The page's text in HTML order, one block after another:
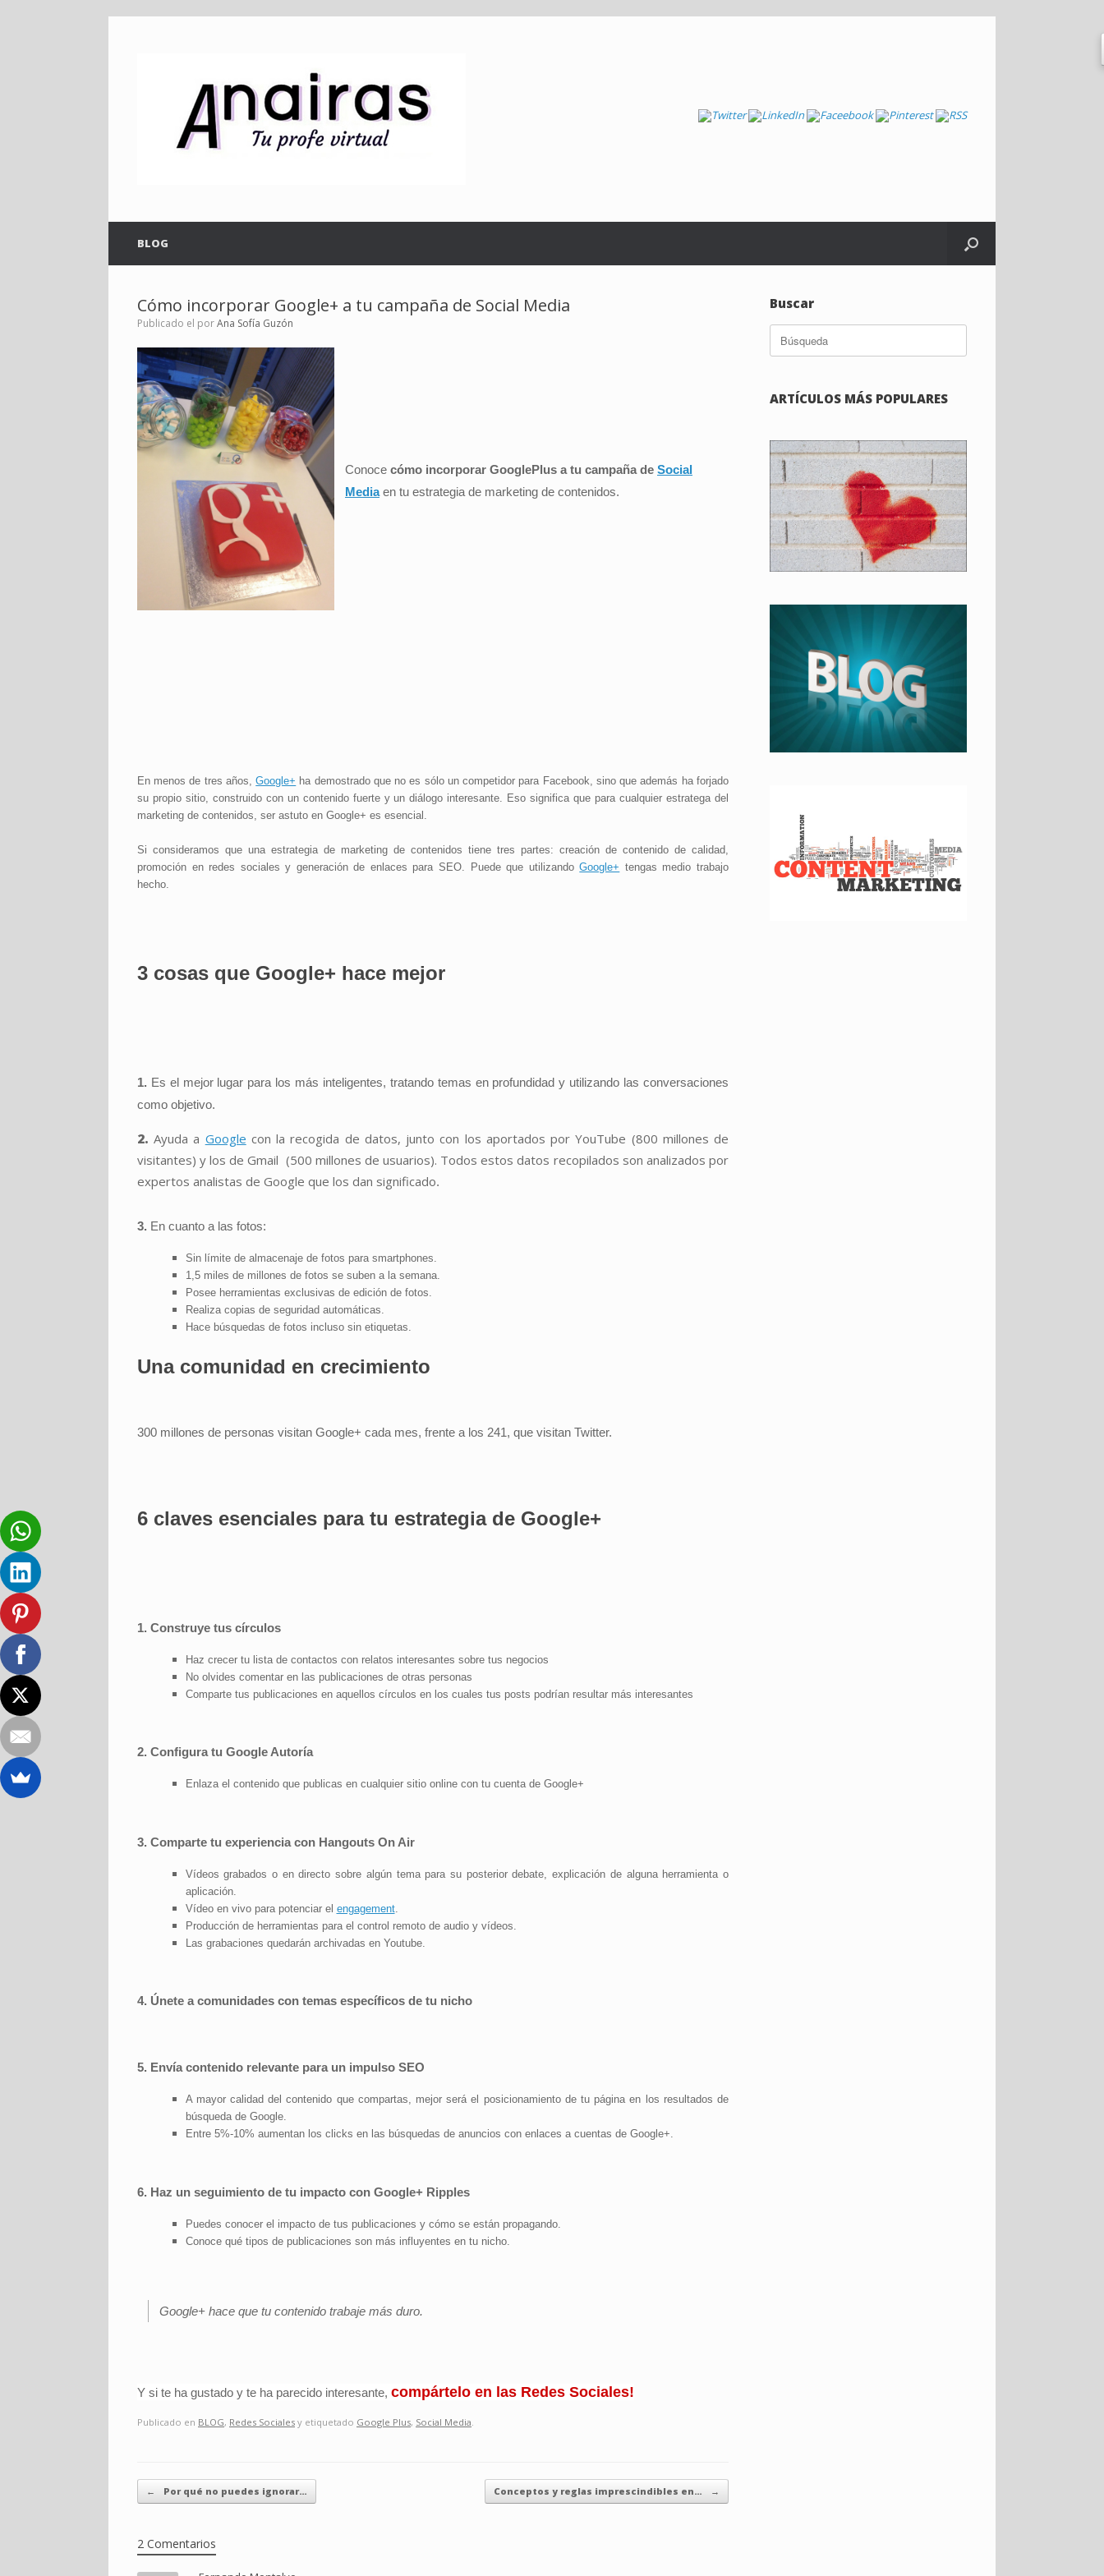
BLOG
Cómo incorporar Google+ a tu campaña de Social Media
Publicado el porAna Sofía Guzón
Conoce cómo incorporar GooglePlus a tu campaña de Social
Mediaen tu estrategia de marketing de contenidos.
En menos de tres años,Google+ ha demostrado que no es sólo un competidor para Facebook, sino que además ha forjado
su propio sitio, construido con un contenido fuerte y un diálogo interesante. Eso significa que para cualquier estratega del
marketing de contenidos, ser astuto en Google+ es esencial.
Si consideramos que una estrategia de marketing de contenidos tiene tres partes: creación de contenido de calidad,
promoción en redes sociales y generación de enlaces para SEO. Puede que utilizandoGoogle+ tengas medio trabajo
hecho.
3 cosas que Google+ hace mejor
1. Es el mejor lugar para los más inteligentes, tratando temas en profundidad y utilizando las conversaciones
como objetivo.
2. Ayuda a Google con la recogida de datos, junto con los aportados por YouTube (800 millones de
visitantes) y los de Gmail (500 millones de usuarios). Todos estos datos recopilados son analizados por
expertos analistas de Google que los dan significado.
3. En cuanto a las fotos:
Sin límite de almacenaje de fotos para smartphones.
1,5 miles de millones de fotos se suben a la semana.
Posee herramientas exclusivas de edición de fotos.
Realiza copias de seguridad automáticas.
Hace búsquedas de fotos incluso sin etiquetas.
Una comunidad en crecimiento
300 millones de personas visitan Google+ cada mes, frente a los 241, que visitan Twitter.
6 claves esenciales para tu estrategia de Google+
1. Construye tus círculos
Haz crecer tu lista de contactos con relatos interesantes sobre tus negocios
No olvides comentar en las publicaciones de otras personas
Comparte tus publicaciones en aquellos círculos en los cuales tus posts podrían resultar más interesantes
2. Configura tu Google Autoría
Enlaza el contenido que publicas en cualquier sitio online con tu cuenta de Google+
3. Comparte tu experiencia con Hangouts On Air
Vídeos grabados o en directo sobre algún tema para su posterior debate, explicación de alguna herramienta o
aplicación.
Vídeo en vivo para potenciar el engagement.
Producción de herramientas para el control remoto de audio y vídeos.
Las grabaciones quedarán archivadas en Youtube.
4. Únete a comunidades con temas específicos de tu nicho
5. Envía contenido relevante para un impulso SEO
A mayor calidad del contenido que compartas, mejor será el posicionamiento de tu página en los resultados de
búsqueda de Google.
Entre 5%-10% aumentan los clicks en las búsquedas de anuncios con enlaces a cuentas de Google+.
6. Haz un seguimiento de tu impacto con Google+ Ripples
Puedes conocer el impacto de tus publicaciones y cómo se están propagando.
Conoce qué tipos de publicaciones son más influyentes en tu nicho.
Google+ hace que tu contenido trabaje más duro.
Y si te ha gustado y te ha parecido interesante, compártelo en las Redes Sociales!
Publicado en BLOG, Redes Sociales y etiquetado Google Plus, Social Media.
Navegador de artículos
← Por qué no puedes ignorar… Conceptos y reglas imprescindibles en… →
2 Comentarios
Buscar
Buscar:
ARTÍCULOS MÁS POPULARES